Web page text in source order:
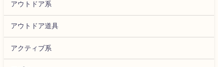
アウトドア系
アウトドア道具
アクティブ系